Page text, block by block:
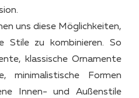
uns diese Möglichkeiten,
Stile zu kombinieren. So
klassische Ornamente
minimalistische Formen
Innen- und Außenstile